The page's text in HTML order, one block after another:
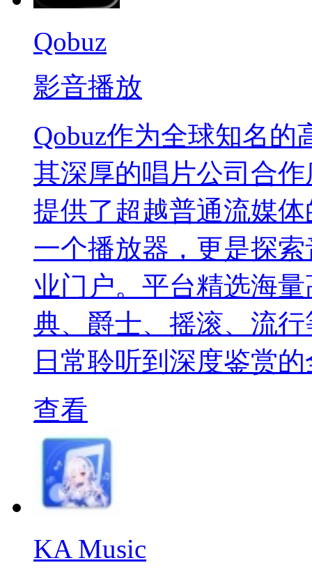
Qobuz
影音播放
Qobuz作为全球知名
其深厚的唱片公司合
提供了超越普通流媒
一个播放器，更是探
业门户。平台精选海
典、爵士、摇滚、流
日常聆听到深度鉴赏
查看
KA Music